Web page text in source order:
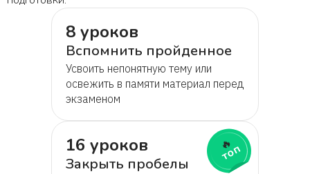
Алексей
Анастасия
Диляра
Злата
8 уроков
Вспомнить пройденное
Усвоить непонятную тему или
освежить в памяти материал перед
экзаменом
16 уроков
Закрыть пробелы
🔥
топ